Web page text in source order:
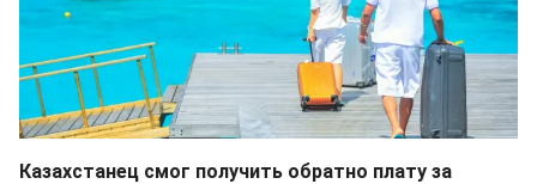
Казахстанец смог получить обратно плату за